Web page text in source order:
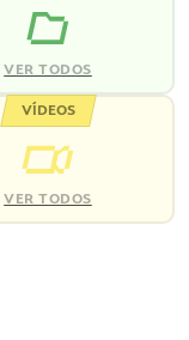
VER TODOS
VÍDEOS
VER TODOS